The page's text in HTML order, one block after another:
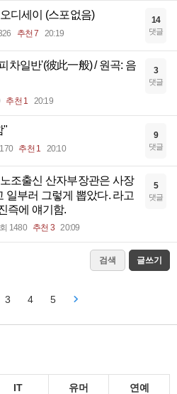
디세이 (스포없음)
추천 7 20:19
14
댓글
차일반'(彼此一般) / 원곡: 음
추천 1 20:19
3
댓글
"
추천 1 20:10
9
댓글
조출신 산자부장관은 사장
일부러 그렇게 뽑았다. 라고
즉에 얘기함.
1480 추천 3 20:09
5
댓글
검색 글쓰기
3 4 5
IT 유머 연예